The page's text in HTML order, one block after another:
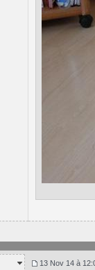
13 Nov 14 à